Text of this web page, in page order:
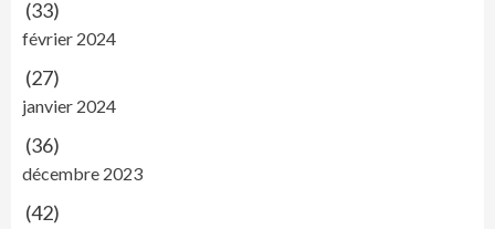
(33)
février 2024
(27)
janvier 2024
(36)
décembre 2023
(42)